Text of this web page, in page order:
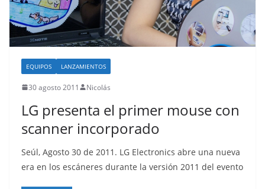
EQUIPOS LANZAMIENTOS
30 agosto 2011 Nicolás
LG presenta el primer mouse con
scanner incorporado
Seúl, Agosto 30 de 2011. LG Electronics abre una nueva
era en los escáneres durante la versión 2011 del evento